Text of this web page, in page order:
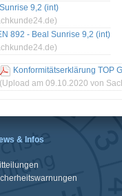
9,2 (int)
892 - Beal Sunrise 9,2 (int)
Konformitätserklärung TOP
(Upload am 09.10.2020 von
& Infos